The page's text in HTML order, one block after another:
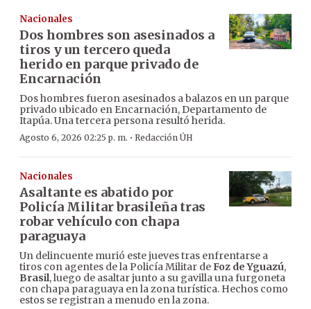
Nacionales
Dos hombres son asesinados a
tiros y un tercero queda
herido en parque privado de
Encarnación
Dos hombres fueron asesinados a balazos en un parque
privado ubicado en Encarnación, Departamento de
Itapúa. Una tercera persona resultó herida.
Agosto 6, 2026 02:25 p. m. · Redacción ÚH
Nacionales
Asaltante es abatido por
Policía Militar brasileña tras
robar vehículo con chapa
paraguaya
Un delincuente murió este jueves tras enfrentarse a
tiros con agentes de la Policía Militar deFoz de Yguazú,
Brasil, luego de asaltar junto a su gavilla una furgoneta
con chapa paraguaya en la zona turística. Hechos como
estos se registran a menudo en la zona.